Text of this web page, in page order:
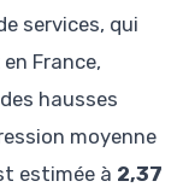
services, qui
France,
hausses
moyenne
estimée à 2,37